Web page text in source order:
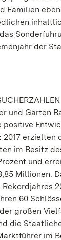
Familien
der
und Gärten
positive
erzielten
im Besitz
und
Millionen.
60
großen
die
im